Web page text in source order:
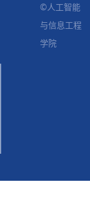
©人工智能
与信息工程
学院